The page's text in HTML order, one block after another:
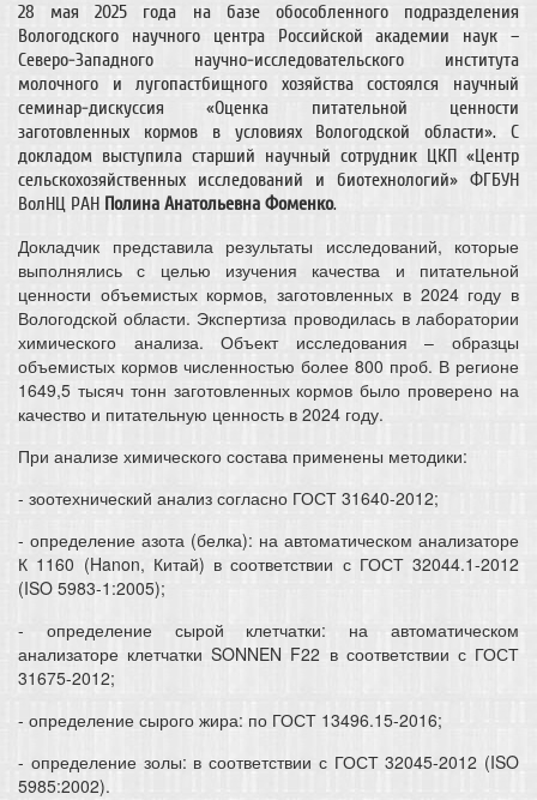
28 мая 2025 года на базе обособленного подразделения
Вологодского научного центра Российской академии наук –
Северо-Западного научно-исследовательского института
молочного и лугопастбищного хозяйства состоялся научный
семинар-дискуссия «Оценка питательной ценности
заготовленных кормов в условиях Вологодской области». С
докладом выступила старший научный сотрудник ЦКП «Центр
сельскохозяйственных исследований и биотехнологий» ФГБУН
ВолНЦ РАН Полина Анатольевна Фоменко.
Докладчик представила результаты исследований, которые
выполнялись с целью изучения качества и питательной
ценности объемистых кормов, заготовленных в 2024 году в
Вологодской области. Экспертиза проводилась в лаборатории
химического анализа. Объект исследования – образцы
объемистых кормов численностью более 800 проб. В регионе
1649,5 тысяч тонн заготовленных кормов было проверено на
качество и питательную ценность в 2024 году.
При анализе химического состава применены методики:
- зоотехнический анализ согласно ГОСТ 31640-2012;
- определение азота (белка): на автоматическом анализаторе
К 1160 (Hanon, Китай) в соответствии с ГОСТ 32044.1-2012
(ISO 5983-1:2005);
- определение сырой клетчатки: на автоматическом
анализаторе клетчатки SONNEN F22 в соответствии с ГОСТ
31675-2012;
- определение сырого жира: по ГОСТ 13496.15-2016;
- определение золы: в соответствии с ГОСТ 32045-2012 (ISO
5985:2002).